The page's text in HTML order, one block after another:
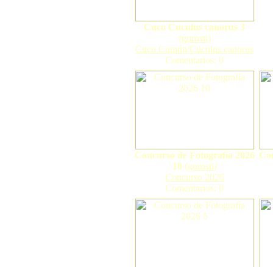
Cuco Cuculus canorus 3
(gorosti)
Cuco Común/Cuculus canorus
Comentarios: 0
Concurso de Fotografía 2026
10 (gorosti)
Concurso 2026
Comentarios: 0